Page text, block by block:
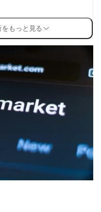
もっと見る